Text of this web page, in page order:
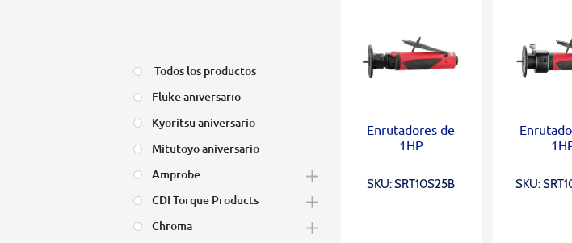
Enrutadores de
1HP
SKU: SRT10S25B SKU:
Todos los productos
Fluke aniversario
Kyoritsu aniversario
Mitutoyo aniversario
Amprobe
CDI Torque Products
Chroma